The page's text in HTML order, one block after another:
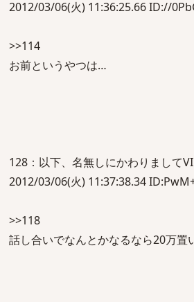
2012/03/06(火) 11:36:25.66 ID://
>>114
お前というやつは…
128：以下、名無しにかわりまして
2012/03/06(火) 11:37:38.34
>>118
話し合いでなんとかなるなら20万置